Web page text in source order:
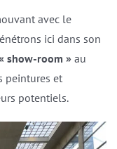
avec le
ici dans son
show-room »au
peintures et
potentiels.